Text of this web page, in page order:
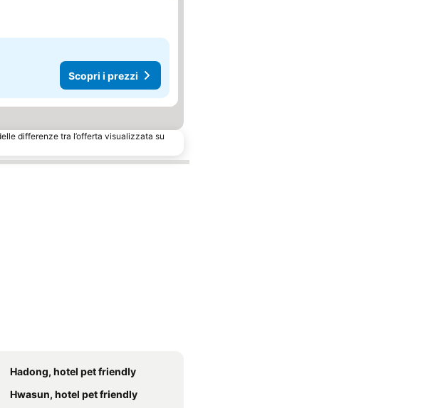
Scopri i prezzi
differenze tra l’offerta visualizzata su
Hadong, hotel pet friendly
Hwasun, hotel pet friendly